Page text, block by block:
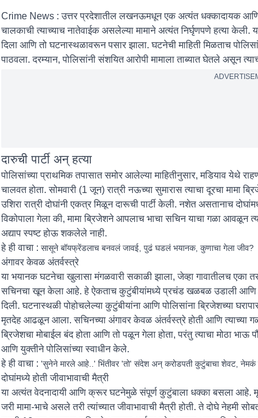
Crime News : उत्तर प्रदेशातील लखनऊमधून एक अत्यंत धक्कादायक
चालकाची त्याच्याच नातेवाईक असलेल्या मामाने अत्यंत निर्घृणपणे हत्या
दिला आणि तो घटनास्थळावरून पसार झाला. घटनेची माहिती मिळताच
पाठवला. दरम्यान, पोलिसांनी संशयित आरोपी मामाला ताब्यात घेतले असून
दारुची पार्टी अन् हत्या
पोलिसांच्या प्राथमिक तपासात समोर आलेल्या माहितीनुसार, मडियाव येथे
चालवत होता. सोमवारी (1 जून) रात्री नऊच्या सुमारास त्याचा दूरचा मामा
उशिरा रात्री दोघांनी एकत्र मिळून दारूची पार्टी केली. नशेत असतानाच
विकोपाला गेला की, मामा ब्रिजेशने आपलाच भाचा सचिन याचा गळा आवळून
अद्याप स्पष्ट होऊ शकलेले नाही.
हे ही वाचा : सासूने बॉयफ्रेंडलाच बनवलं जावई, पुढं घडलं भयानक, कुणाचा गेला जीव?
अंगावर केवळ अंतर्वस्त्रे
या भयानक घटनेचा खुलासा मंगळवारी सकाळी झाला, जेव्हा गावातीलच एका
सचिनचा खून केला आहे. हे ऐकताच कुटुंबीयांमध्ये प्रचंड खळबळ उडाली आणि
दिली. घटनास्थळी पोहोचलेल्या कुटुंबीयांना आणि पोलिसांना ब्रिजेशच्या
मृतदेह आढळून आला. सचिनच्या अंगावर केवळ अंतर्वस्त्रे होती आणि त्याच्या
ब्रिजेशचा मोबाईल बंद होता आणि तो पळून गेला होता, परंतु त्याचा मोठा
आणि युक्तीने पोलिसांच्या स्वाधीन केले.
हे ही वाचा : 'सुनेने मारले आहे..' भिंतीवर 'तो' संदेश अन् करोडपती कुटुंबाचा शेवट,
दोघांमध्ये होती जीवाभावाची मैत्री
या अत्यंत वेदनादायी आणि क्रूर घटनेमुळे संपूर्ण कुटुंबाला धक्का बसला आहे.
जरी मामा-भाचे असले तरी त्यांच्यात जीवाभावाची मैत्री होती. ते दोघे